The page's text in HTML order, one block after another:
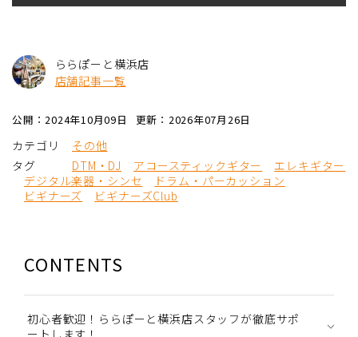
ららぽーと横浜店
店舗記事一覧
公開：2024年10月09日 更新：2026年07月26日
カテゴリ
その他
タグ
DTM・DJ アコースティックギター
エレキギター
デジタル楽器・シンセ
ドラム・パーカッション
ビギナーズ
ビギナーズClub
CONTENTS
初心者歓迎！ららぽーと横浜店スタッフが徹底サポ
ートします！